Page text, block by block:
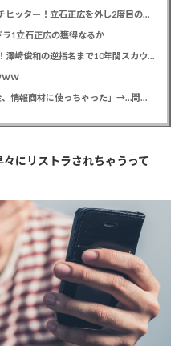
カープドラ1平川蓮！187cmのスイッチヒッター！立石正広を外し2度目の重複も新井監督がクジを引き当てる！【ドラフト会議2025】
ラ1立石正広の獲得なるか
緒方孝市カープドラ3指名で青学出禁！澤﨑俊和の逆指名まで10年間スカウト出禁
ｗｗ
【悲報】彼女「ごめん！俺くんの貯金、情報商材に使っちゃった」→…問い詰めたらギャン泣きされたんだが俺が悪いのか？
々にリストラされちゃうって